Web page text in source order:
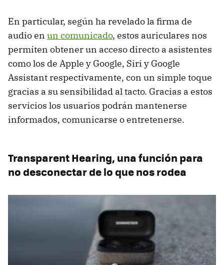
En particular, según ha revelado la firma de
audio en un comunicado, estos auriculares nos
permiten obtener un acceso directo a asistentes
como los de Apple y Google, Siri y Google
Assistant respectivamente, con un simple toque
gracias a su sensibilidad al tacto. Gracias a estos
servicios los usuarios podrán mantenerse
informados, comunicarse o entretenerse.
Transparent Hearing, una función para
no desconectar de lo que nos rodea